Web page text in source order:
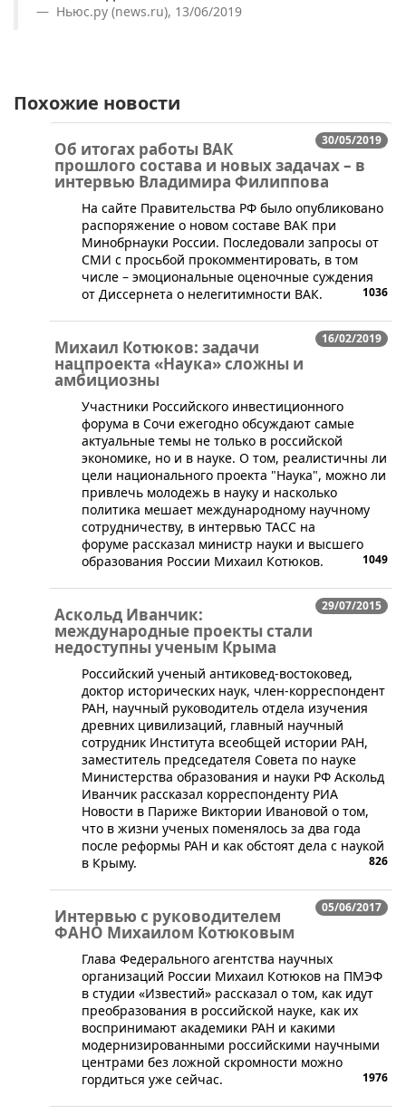
Ньюс.ру (news.ru), 13/06/2019
Похожие новости
30/05/2019
Об итогах работы ВАК
прошлого состава и новых задачах – в
интервью Владимира Филиппова
​На сайте Правительства РФ было опубликовано
распоряжение о новом составе ВАК при
Минобрнауки России. Последовали запросы от
СМИ с просьбой прокомментировать, в том
числе – эмоциональные оценочные суждения
от Диссернета о нелегитимности ВАК.
1036
16/02/2019
Михаил Котюков: задачи
нацпроекта «Наука» сложны и
амбициозны
Участники Российского инвестиционного
форума в Сочи ежегодно обсуждают самые
актуальные темы не только в российской
экономике, но и в науке. О том, реалистичны ли
цели национального проекта "Наука", можно ли
привлечь молодежь в науку и насколько
политика мешает международному научному
сотрудничеству, в интервью ТАСС на
форуме рассказал министр науки и высшего
образования России Михаил Котюков.
1049
29/07/2015
Аскольд Иванчик:
международные проекты стали
недоступны ученым Крыма
​Российский ученый антиковед-востоковед,
доктор исторических наук, член-корреспондент
РАН, научный руководитель отдела изучения
древних цивилизаций, главный научный
сотрудник Института всеобщей истории РАН,
заместитель председателя Совета по науке
Министерства образования и науки РФ Аскольд
Иванчик рассказал корреспонденту РИА
Новости в Париже Виктории Ивановой о том,
что в жизни ученых поменялось за два года
после реформы РАН и как обстоят дела с наукой
в Крыму.
826
05/06/2017
Интервью с руководителем
ФАНО Михаилом Котюковым
​Глава Федерального агентства научных
организаций России Михаил Котюков на ПМЭФ
в студии «Известий» рассказал о том, как идут
преобразования в российской науке, как их
воспринимают академики РАН и какими
модернизированными российскими научными
центрами без ложной скромности можно
гордиться уже сейчас.
1976